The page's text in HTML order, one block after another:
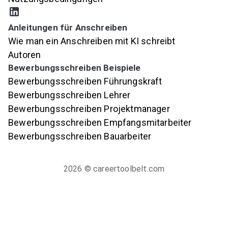
Anleitungen für Anschreiben
Wie man ein Anschreiben mit KI schreibt
Autoren
Bewerbungsschreiben Beispiele
Bewerbungsschreiben Führungskraft
Bewerbungsschreiben Lehrer
Bewerbungsschreiben Projektmanager
Bewerbungsschreiben Empfangsmitarbeiter
Bewerbungsschreiben Bauarbeiter
2026 © careertoolbelt.com